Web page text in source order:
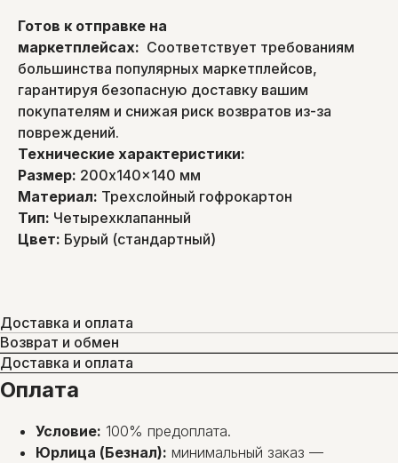
Готов к отправке на
маркетплейсах: Соответствует требованиям
большинства популярных маркетплейсов,
гарантируя безопасную доставку вашим
покупателям и снижая риск возвратов из-за
повреждений.
Технические характеристики:
Размер: 200x140x140 мм
Материал: Трехслойный гофрокартон
Тип: Четырехклапанный
Цвет: Бурый (стандартный)
Доставка и оплата
Возврат и обмен
Доставка и оплата
Оплата
Условие: 100% предоплата.
Юрлица (Безнал): минимальный заказ —